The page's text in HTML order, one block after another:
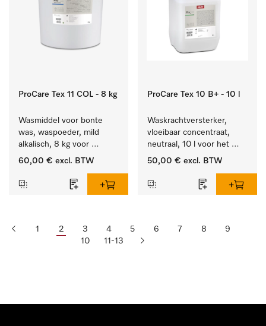
ProCare Tex 11 COL - 8 kg
Wasmiddel voor bonte
was, waspoeder, mild
alkalisch, 8 kg voor
behoud van kleur en
was.
60,00 € excl. BTW
ProCare Tex 10 B+ - 10 l
Waskrachtversterker,
vloeibaar concentraat,
neutraal, 10 l voor het
effectief verwijderen van
50,00 € excl. BTW
1 2 3 4 5 6 7 8
9
10
11-13